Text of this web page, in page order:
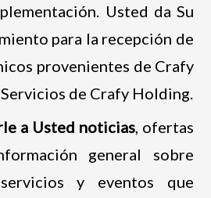
Usted da Su
para la recepción de
provenientes de Crafy
de Crafy Holding.
a Usted noticias , ofertas
general sobre
y eventos que